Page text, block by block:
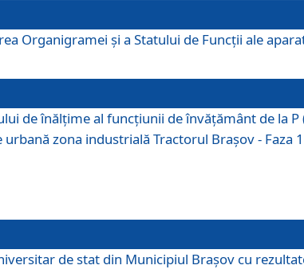
Organigramei şi a Statului de Funcţii ale
de înălţime al funcţiunii de învăţământ de la P
zona industrială Tractorul Braşov - Faza
de stat din Municipiul Brașov cu